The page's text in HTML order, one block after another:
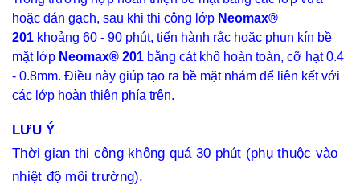
hoặc dán gạch, sau khi thi công lớp Neomax®
201 khoảng 60 - 90 phút, tiến hành rắc hoặc phun kín bề
mặt lớp Neomax® 201 bằng cát khô hoàn toàn, cỡ hạt 0.4
- 0.8mm. Điều này giúp tạo ra bề mặt nhám để liên kết với
các lớp hoàn thiện phía trên.
LƯU Ý
Thời gian thi công không quá 30 phút (phụ thuộc vào
nhiệt độ môi trường).